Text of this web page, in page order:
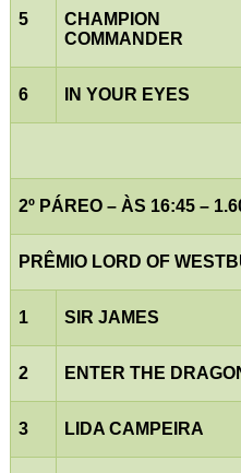
5
CHAMPION
COMMANDER
6 IN YOUR EYES
2º PÁREO – ÀS 16:45 –
PRÊMIO LORD OF
1 SIR JAMES
2 ENTER THE
3 LIDA CAMPEIRA